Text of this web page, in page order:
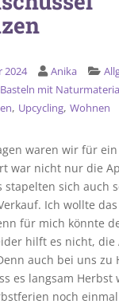
2024 Anika
Basteln mit
, Upcycling, Wohnen
waren wir für
war nicht nur die
stapelten sich auch
Ich wollte
für mich könnte
hilft es nicht, die
auch bei uns zu
es langsam Herbst
noch